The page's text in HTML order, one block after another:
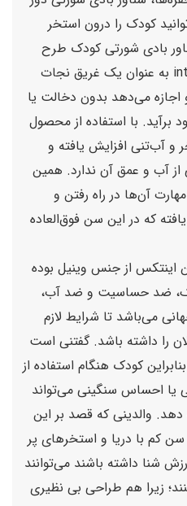
کودک را درون استخر
بادی شورتی کودک طرح
ماشین اینتکس کد 59586 intex به عنوان یک غریق نجات
می‌دهد بدون دخالت یا
برآید. با استفاده از محصول
و آب‌تنی افزایش یافته و
از آب‌ و عمق آن ندارد. همین
آن‌ها در راه رفتن و
که در این سن فوق‌العاده
اینتکس از جنس وینیل بوده
ضد حساسیت و ضد آب،
می‌باشد تا شرایط لازم
را داشته باشد. گفتنی است
گرم است بنابراین کودک هنگام استفاده از
احساس سنگینی می‌تواند
والدینی که قصد بر این
سن کم با دریا و استخرهای پر
شنا داشته باشند می‌توانند
زیرا هم طراحی بی نظیری